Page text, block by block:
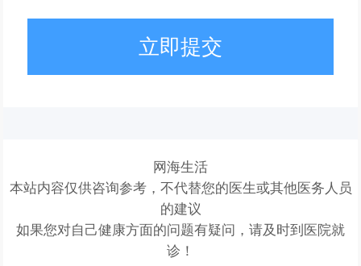
立即提交
网海生活
本站内容仅供咨询参考，不代替您的医生或其他医务人员
的建议
如果您对自己健康方面的问题有疑问，请及时到医院就
诊！